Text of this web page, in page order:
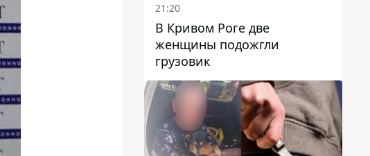
21:20
В Кривом Роге две
женщины подожгли
грузовик